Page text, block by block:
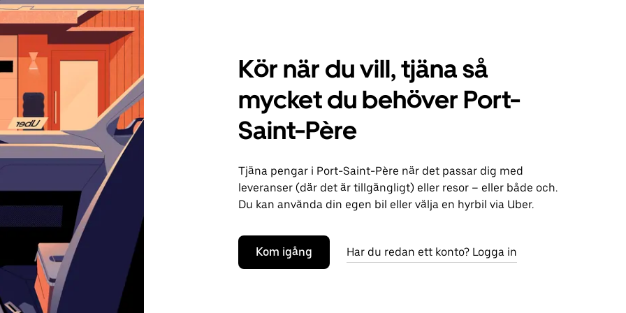
Kör när du vill, tjäna så
mycket du behöver Port-
Saint-Père
Tjäna pengar i Port-Saint-Père när det passar dig med
leveranser (där det är tillgängligt) eller resor – eller både och.
Du kan använda din egen bil eller välja en hyrbil via Uber.
Kom igång Har du redan ett konto? Logga in